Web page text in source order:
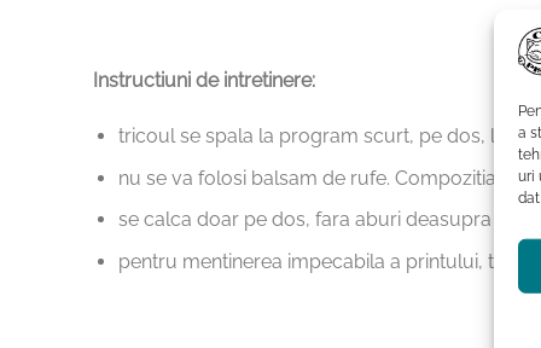
a
uri
Instructiuni de intretinere:
tricoul se spala la program scurt, pe dos, la
nu se va folosi balsam de rufe. Compozitia
se calca doar pe dos, fara aburi deasupra
pentru mentinerea impecabila a printului,